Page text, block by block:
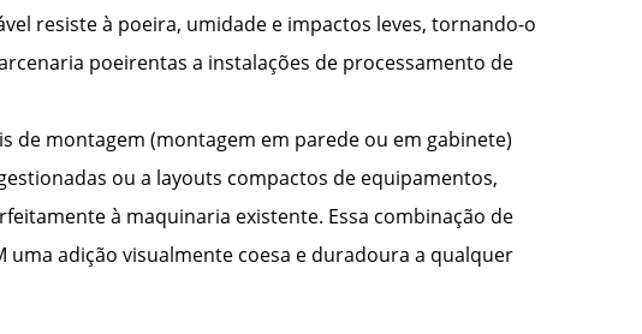
resiste à poeira, umidade e impactos leves, tornando-o
poeirentas a instalações de processamento de
de montagem (montagem em parede ou em gabinete)
ou a layouts compactos de equipamentos,
à maquinaria existente. Essa combinação de
adição visualmente coesa e duradoura a qualquer